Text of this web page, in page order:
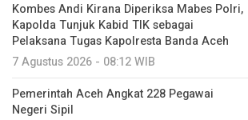
Kombes Andi Kirana Diperiksa Mabes Polri,
Kapolda Tunjuk Kabid TIK sebagai
Pelaksana Tugas Kapolresta Banda Aceh
7 Agustus 2026 - 08:12 WIB
Pemerintah Aceh Angkat 228 Pegawai
Negeri Sipil